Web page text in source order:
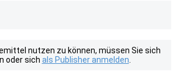
nutzen zu können, müssen Sie sich
oder sich als Publisher anmelden